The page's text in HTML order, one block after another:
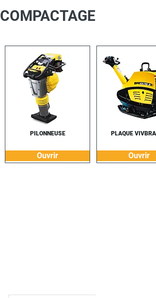
COMPACTAGE
PILONNEUSE
Ouvrir
PLAQUE
Ouvrir